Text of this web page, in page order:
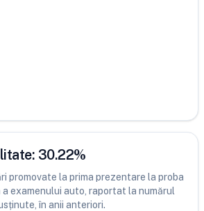
30.22%
promovate la prima prezentare la proba
examenului auto, raportat la numărul
în anii anteriori.